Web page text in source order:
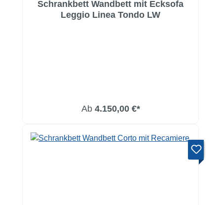
Schrankbett Wandbett mit Ecksofa
Leggio Linea Tondo LW
Ab 4.150,00 €*